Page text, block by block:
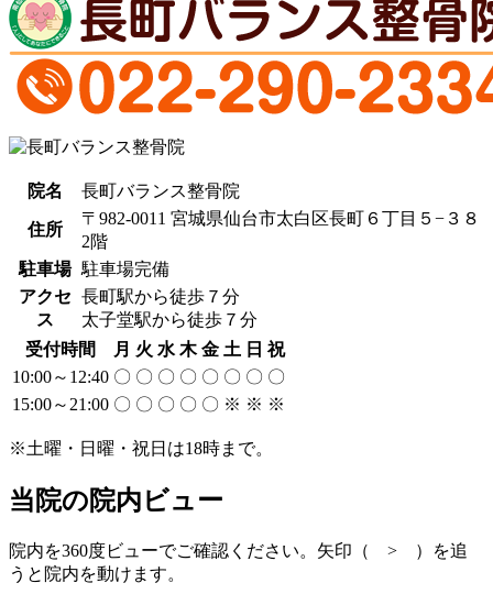
院名 長町バランス整骨院
住所
〒982-0011 宮城県仙台市太白区長町６丁目５−３８
2階
駐車場 駐車場完備
アクセ
ス
長町駅から徒歩７分
太子堂駅から徒歩７分
受付時間
月 火 水 木 金 土 日 祝
10:00～12:40 〇 〇 〇 〇 〇 〇 〇 〇
15:00～21:00 〇 〇 〇 〇 〇 ※ ※ ※
※土曜・日曜・祝日は18時まで。
当院の院内ビュー
院内を360度ビューでご確認ください。矢印（ > ）を追
うと院内を動けます。